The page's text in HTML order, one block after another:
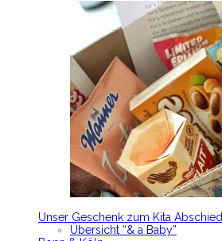
Unser Geschenk zum Kita Abschied
Übersicht “& a Baby”